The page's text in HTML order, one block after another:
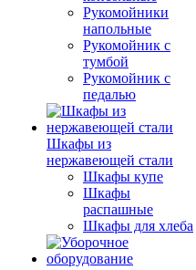
Рукомойники
напольные
Рукомойник с
тумбой
Рукомойник с
педалью
Шкафы из
нержавеющей стали
Шкафы купе
Шкафы
распашные
Шкафы для хлеба